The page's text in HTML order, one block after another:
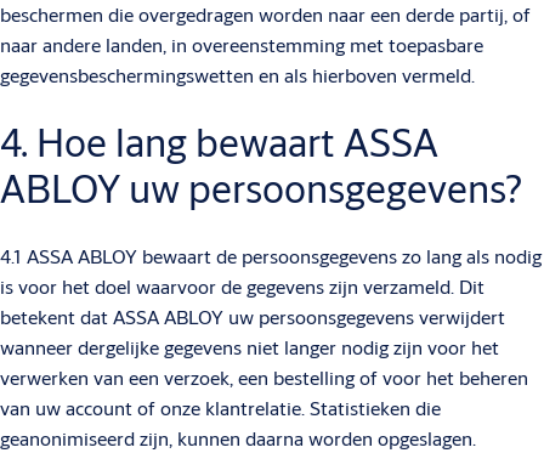
beschermen die overgedragen worden naar een derde partij, of
naar andere landen, in overeenstemming met toepasbare
gegevensbeschermingswetten en als hierboven vermeld.
4. Hoe lang bewaart ASSA
ABLOY uw persoonsgegevens?
4.1 ASSA ABLOY bewaart de persoonsgegevens zo lang als nodig
is voor het doel waarvoor de gegevens zijn verzameld. Dit
betekent dat ASSA ABLOY uw persoonsgegevens verwijdert
wanneer dergelijke gegevens niet langer nodig zijn voor het
verwerken van een verzoek, een bestelling of voor het beheren
van uw account of onze klantrelatie. Statistieken die
geanonimiseerd zijn, kunnen daarna worden opgeslagen.